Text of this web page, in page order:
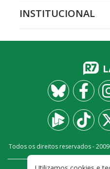
INSTITUCIONAL
Todos os direitos reservados -